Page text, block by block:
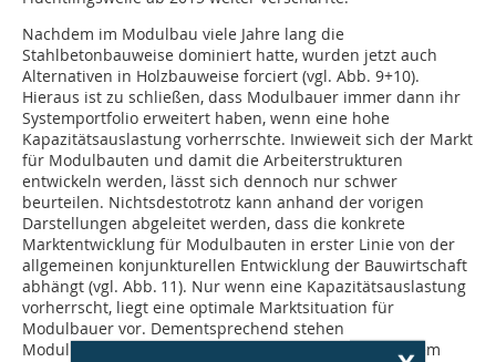
Nachdem im Modulbau viele Jahre lang die
Stahlbetonbauweise dominiert hatte, wurden jetzt auch
Alternativen in Holzbauweise forciert (vgl. ­Abb. 9+10).
Hieraus ist zu schließen, dass Modulbauer immer dann ihr
Systemportfolio erweitert ­haben, wenn eine hohe
Kapazitätsauslastung ­vor­herrschte. Inwieweit sich der Markt
für Modulbauten und damit die Arbeiterstrukturen
entwickeln werden, lässt sich dennoch nur schwer
beurteilen. Nichtsdestotrotz kann anhand der vorigen
Darstellungen abgeleitet werden, dass die konkrete
Marktentwicklung für Modulbauten in erster Linie von der
allgemeinen konjunkturellen Entwicklung der Bauwirtschaft
abhängt (vgl. Abb. 11). Nur wenn eine Kapazitätsauslastung
vorherrscht, liegt eine optimale Marktsituation für
Modulbauer vor. Dementsprechend stehen
Modulbauhersteller bei geringerer Baunachfrage einem